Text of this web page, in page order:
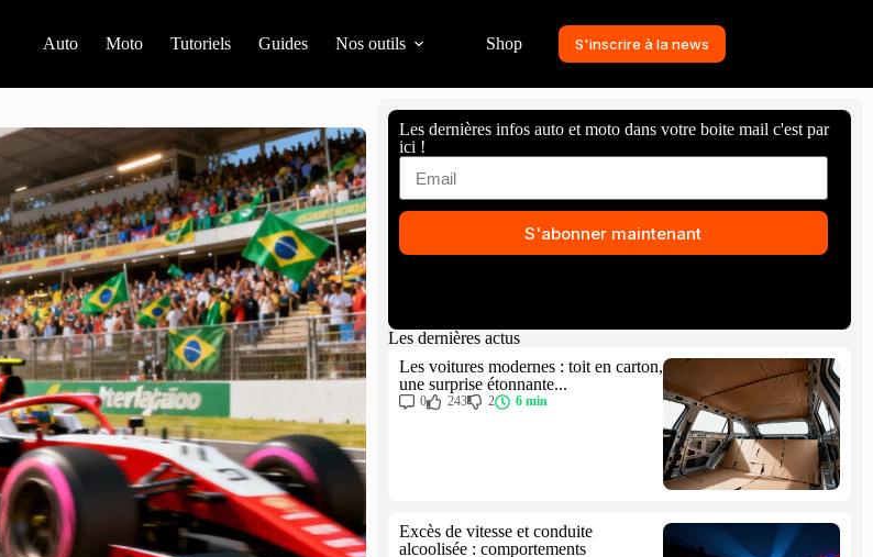
Auto Moto Tutoriels Guides Nos outils Shop S'inscrire à la news
Les dernières infos auto et moto dans votre boite mail c'est par
ici !
S'abonner maintenant
Les dernières actus
Les voitures modernes : toit en carton,
une surprise étonnante...
0 243 2 6 min
Excès de vitesse et conduite
alcoolisée : comportements